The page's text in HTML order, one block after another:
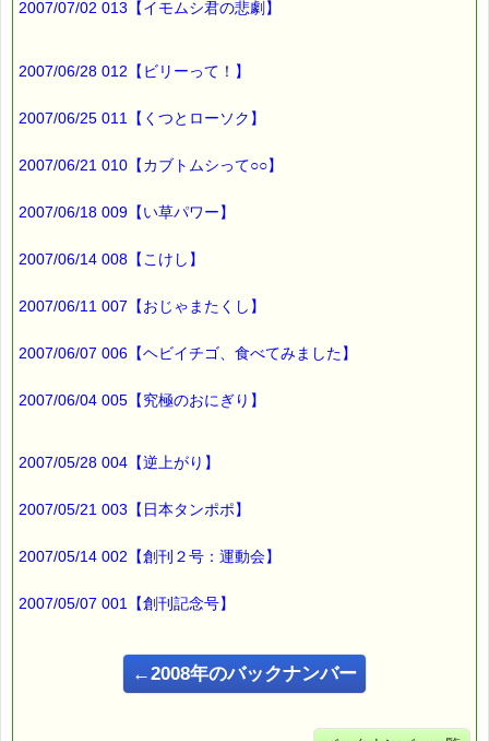
（２）Amazon：21,168 円
（３）トイザらス：19,999円
http://ipqwww.shufoo.net/www2/toysrus/2007_s_christmas/
（29ページ目）
お客様からのご投稿もお待ちしています。
━━━━━━━━☆
ｅクーポン：****-******
───────────────────────────────
200円（1等）～50円（3等）の範囲内で割引きになります。
割引き金額は、買い物カゴで内容確認する際に決定します。
※1度のご購入につき1枚しかご利用いただけません。
∞∞∞∞∞∞∞∞∞∞∞∞∞∞∞∞∞∞∞∞∞∞∞∞∞∞∞∞∞∞∞∞∞
2007/07/02 013【イモムシ君の悲劇】
2007/06/28 012【ビリーって！】
2007/06/25 011【くつとローソク】
2007/06/21 010【カブトムシって○○】
2007/06/18 009【い草パワー】
2007/06/14 008【こけし】
2007/06/11 007【おじゃまたくし】
2007/06/07 006【ヘビイチゴ、食べてみました】
2007/06/04 005【究極のおにぎり】
2007/05/28 004【逆上がり】
2007/05/21 003【日本タンポポ】
2007/05/14 002【創刊２号：運動会】
2007/05/07 001【創刊記念号】
←2008年のバックナンバー